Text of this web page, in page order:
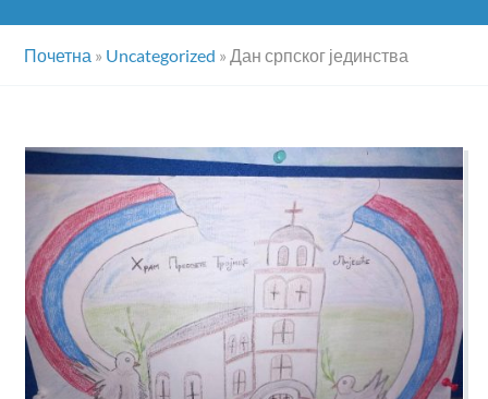
Почетна » Uncategorized »Дан српског јединства